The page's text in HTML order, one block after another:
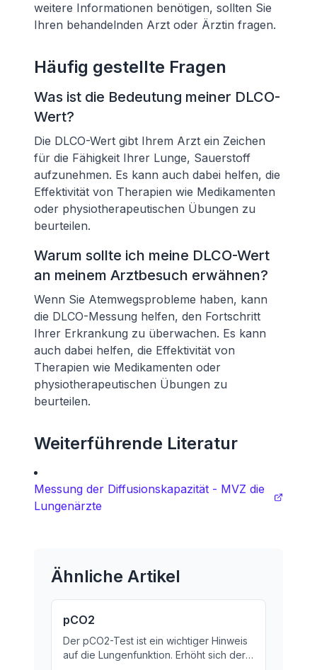
weitere Informationen benötigen, sollten Sie
Ihren behandelnden Arzt oder Ärztin fragen.
Häufig gestellte Fragen
Was ist die Bedeutung meiner DLCO-
Wert?
Die DLCO-Wert gibt Ihrem Arzt ein Zeichen
für die Fähigkeit Ihrer Lunge, Sauerstoff
aufzunehmen. Es kann auch dabei helfen, die
Effektivität von Therapien wie Medikamenten
oder physiotherapeutischen Übungen zu
beurteilen.
Warum sollte ich meine DLCO-Wert
an meinem Arztbesuch erwähnen?
Wenn Sie Atemwegsprobleme haben, kann
die DLCO-Messung helfen, den Fortschritt
Ihrer Erkrankung zu überwachen. Es kann
auch dabei helfen, die Effektivität von
Therapien wie Medikamenten oder
physiotherapeutischen Übungen zu
beurteilen.
Weiterführende Literatur
Messung der Diffusionskapazität - MVZ die
Lungenärzte
Ähnliche Artikel
pCO2
Der pCO2-Test ist ein wichtiger Hinweis
auf die Lungenfunktion. Erhöht sich der